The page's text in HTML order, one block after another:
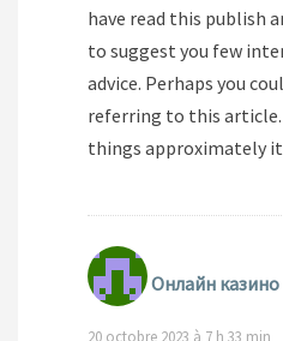
have read this publish
to suggest you few
advice. Perhaps you
referring to this
things approximately
Онлайн казино
20 octobre 2023 à 7 h 33 min